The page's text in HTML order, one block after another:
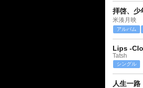
拝啓、少
米湊月映
アルバム
Lips -
Tatsh
シングル
人生一路